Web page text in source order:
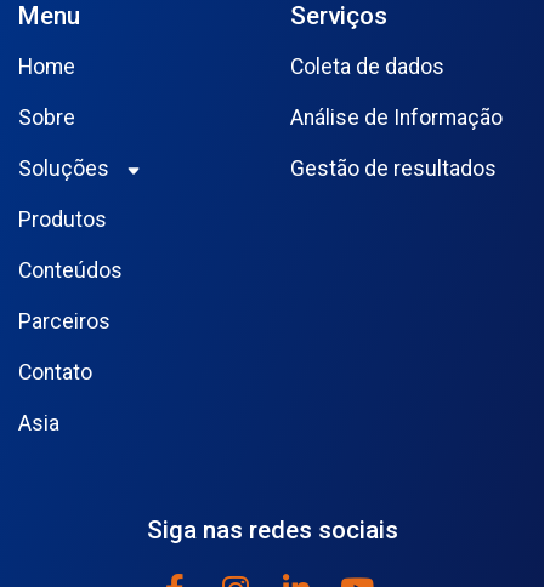
Menu
Home
Sobre
Soluções
Produtos
Conteúdos
Parceiros
Contato
Asia
Serviços
Coleta de dados
Análise de Informação
Gestão de resultados
Siga nas redes sociais